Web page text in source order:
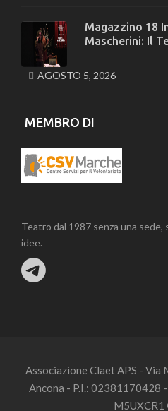
Magazzino 18
Mascherini: Il
AGOSTO 5, 2026
MEMBRO DI
Teatro dal 1987 senza una sede,
idee.
Associazione Claet APS - Via
Ancona - P.I.: 02381170428